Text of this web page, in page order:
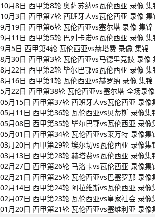
10月8日 西甲第8轮 奥萨苏纳vs瓦伦西亚 录像 集
10月3日 西甲第7轮 西班牙人vs瓦伦西亚 录像 集
9月19日 西甲第6轮 瓦伦西亚vs塞尔塔 录像 集锦
9月11日 西甲第5轮 巴列卡诺vs瓦伦西亚 录像 集
9月5日 西甲第4轮 瓦伦西亚vs赫塔费 录像 集锦
8月30日 西甲第3轮 瓦伦西亚vs马德里竞技 录像
8月22日 西甲第2轮 毕尔巴鄂vs瓦伦西亚 录像 集
8月16日 西甲第1轮 瓦伦西亚vs赫罗纳 录像 集锦
5月22日 西甲第38轮 瓦伦西亚vs塞尔塔 全场录像
05月15日 西甲第37轮 西班牙人vs瓦伦西亚 录像
05月11日 西甲第36轮 瓦伦西亚vs贝蒂斯 录像集
05月08日 西甲第35轮 毕尔巴鄂vs瓦伦西亚 录像
05月01日 西甲第34轮 瓦伦西亚vs莱万特 录像集
03月20日 西甲第29轮 埃尔切vs瓦伦西亚 录像集
03月13日 西甲第28轮 赫塔费vs瓦伦西亚 录像集
02月27日 西甲第26轮 马洛卡vs瓦伦西亚 录像集
02月21日 西甲第25轮 瓦伦西亚vs巴塞罗那 录像
02月14日 西甲第24轮 阿拉维斯vs瓦伦西亚 录像
02月07日 西甲第23轮 瓦伦西亚vs皇家社会 录像
01月20日 西甲第21轮 瓦伦西亚vs塞维利亚 录像